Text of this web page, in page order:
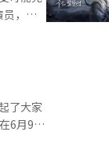
率开
致一
身教
，重
事件
的不
最后的
进行，
但现
注意
了大家
6月9日
。 克